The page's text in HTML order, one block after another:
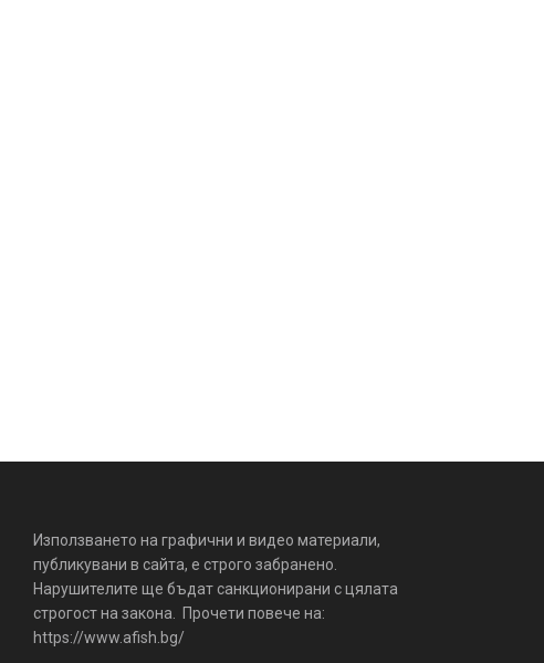
Използването на графични и видео материали,
публикувани в сайта, е строго забранено.
Нарушителите ще бъдат санкционирани с цялата
строгост на закона. Прочети повече на:
https://www.afish.bg/